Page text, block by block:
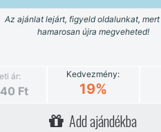
Az ajánlat lejárt, figyeld oldalunkat,
hamarosan újra megveheted!
ár:
Ft
Kedvezmény:
19%
Add ajándékba